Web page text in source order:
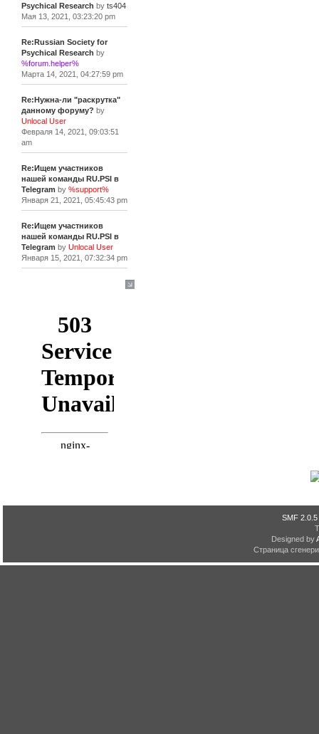
Psychical Research by ts404
Мая 13, 2021, 03:23:20 pm
Re:Russian Society for
Psychical Research by
%forum.helper%
Марта 14, 2021, 04:27:59 pm
Re:Нужна-ли "раскрутка"
данному форуму? by
Unlocal User
Февраля 14, 2021, 09:03:51
am
Re:Ищем участников
нашей команды RU.PSI в
Telegram by %support%
Января 21, 2021, 05:45:43 pm
Re:Ищем участников
нашей команды RU.PSI в
Telegram by Unlocal User
Января 15, 2021, 07:32:34 pm
SMF 2.0.5
Designed by
Страница